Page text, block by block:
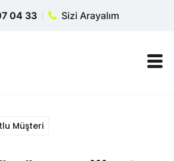
04 33 Sizi Arayalım
Müşteri